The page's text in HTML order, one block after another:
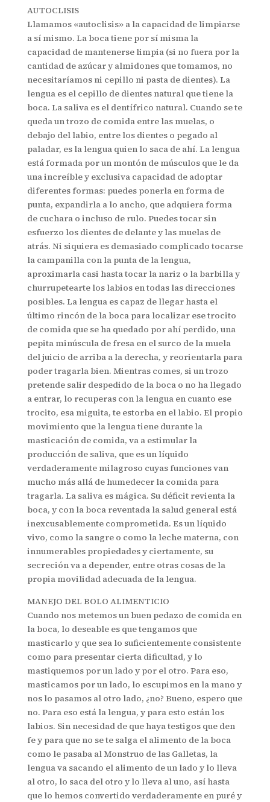
AUTOCLISIS
Llamamos «autoclisis» a la capacidad de limpiarse
a sí mismo. La boca tiene por sí misma la
capacidad de mantenerse limpia (si no fuera por la
cantidad de azúcar y almidones que tomamos, no
necesitaríamos ni cepillo ni pasta de dientes). La
lengua es el cepillo de dientes natural que tiene la
boca. La saliva es el dentífrico natural. Cuando se te
queda un trozo de comida entre las muelas, o
debajo del labio, entre los dientes o pegado al
paladar, es la lengua quien lo saca de ahí. La lengua
está formada por un montón de músculos que le da
una increíble y exclusiva capacidad de adoptar
diferentes formas: puedes ponerla en forma de
punta, expandirla a lo ancho, que adquiera forma
de cuchara o incluso de rulo. Puedes tocar sin
esfuerzo los dientes de delante y las muelas de
atrás. Ni siquiera es demasiado complicado tocarse
la campanilla con la punta de la lengua,
aproximarla casi hasta tocar la nariz o la barbilla y
churrupetearte los labios en todas las direcciones
posibles. La lengua es capaz de llegar hasta el
último rincón de la boca para localizar ese trocito
de comida que se ha quedado por ahí perdido, una
pepita minúscula de fresa en el surco de la muela
del juicio de arriba a la derecha, y reorientarla para
poder tragarla bien. Mientras comes, si un trozo
pretende salir despedido de la boca o no ha llegado
a entrar, lo recuperas con la lengua en cuanto ese
trocito, esa miguita, te estorba en el labio. El propio
movimiento que la lengua tiene durante la
masticación de comida, va a estimular la
producción de saliva, que es un líquido
verdaderamente milagroso cuyas funciones van
mucho más allá de humedecer la comida para
tragarla. La saliva es mágica. Su déficit revienta la
boca, y con la boca reventada la salud general está
inexcusablemente comprometida. Es un líquido
vivo, como la sangre o como la leche materna, con
innumerables propiedades y ciertamente, su
secreción va a depender, entre otras cosas de la
propia movilidad adecuada de la lengua.
MANEJO DEL BOLO ALIMENTICIO
Cuando nos metemos un buen pedazo de comida en
la boca, lo deseable es que tengamos que
masticarlo y que sea lo suficientemente consistente
como para presentar cierta dificultad, y lo
mastiquemos por un lado y por el otro. Para eso,
masticamos por un lado, lo escupimos en la mano y
nos lo pasamos al otro lado, ¿no? Bueno, espero que
no. Para eso está la lengua, y para esto están los
labios. Sin necesidad de que haya testigos que den
fe y para que no se te salga el alimento de la boca
como le pasaba al Monstruo de las Galletas, la
lengua va sacando el alimento de un lado y lo lleva
al otro, lo saca del otro y lo lleva al uno, así hasta
que lo hemos convertido verdaderamente en puré y